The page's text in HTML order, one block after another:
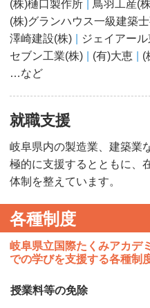
(株)樋口製作所 鳥羽工産(
(株)グランハウス一級建築
澤崎建設(株)
ジェイアー
セブン工業(株)
(有)大恵 (
…など
就職支援
岐阜県内の製造業、建築業
極的に支援するとともに、
体制を整えています。
各種制度
岐阜県立国際たくみアカ
での学びを支援する各種制
授業料等の免除